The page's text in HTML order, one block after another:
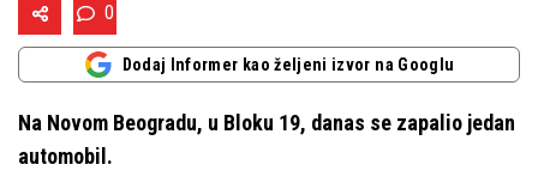
0
Dodaj Informer kao željeni izvor na Googlu
Na Novom Beogradu, u Bloku 19, danas se zapalio jedan
automobil.